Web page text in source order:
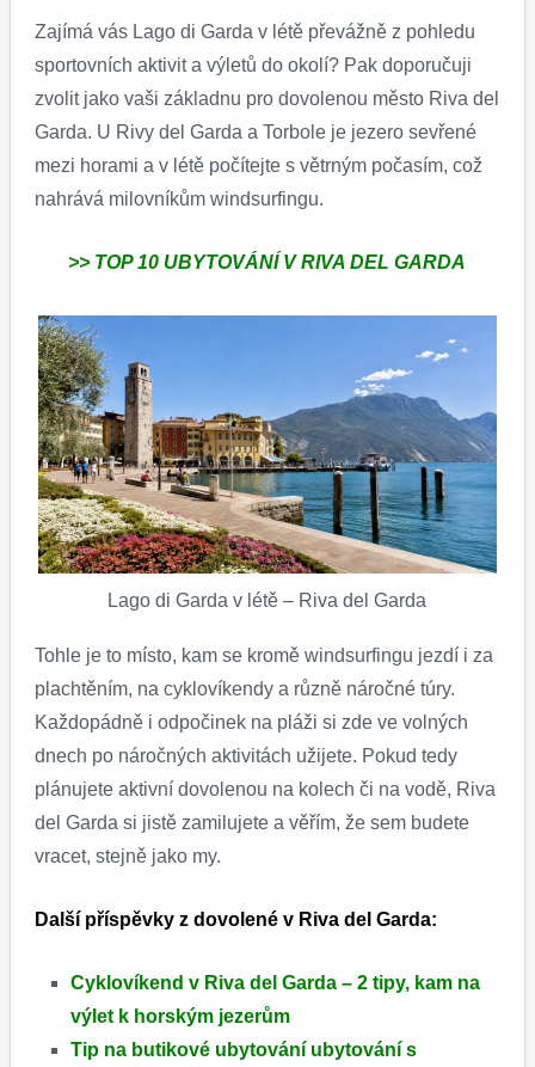
Zajímá vás Lago di Garda v létě převážně z pohledu
sportovních aktivit a výletů do okolí? Pak doporučuji
zvolit jako vaši základnu pro dovolenou město Riva del
Garda. U Rivy del Garda a Torbole je jezero sevřené
mezi horami a v létě počítejte s větrným počasím, což
nahrává milovníkům windsurfingu.
>> TOP 10 UBYTOVÁNÍ V RIVA DEL GARDA
Lago di Garda v létě – Riva del Garda
Tohle je to místo, kam se kromě windsurfingu jezdí i za
plachtěním, na cyklovíkendy a různě náročné túry.
Každopádně i odpočinek na pláži si zde ve volných
dnech po náročných aktivitách užijete. Pokud tedy
plánujete aktivní dovolenou na kolech či na vodě, Riva
del Garda si jistě zamilujete a věřím, že sem budete
vracet, stejně jako my.
Další příspěvky z dovolené v Riva del Garda:
Cyklovíkend v Riva del Garda – 2 tipy, kam na
výlet k horským jezerům
Tip na butikové ubytování ubytování s